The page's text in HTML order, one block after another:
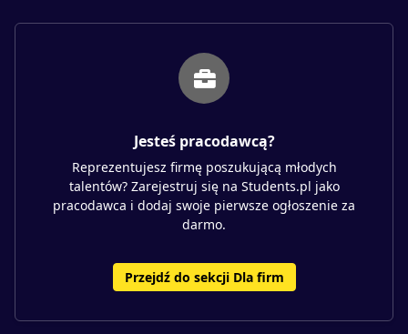
Jesteś pracodawcą?
Reprezentujesz firmę poszukującą młodych
talentów? Zarejestruj się na Students.pl jako
pracodawca i dodaj swoje pierwsze ogłoszenie za
darmo.
Przejdź do sekcji Dla firm